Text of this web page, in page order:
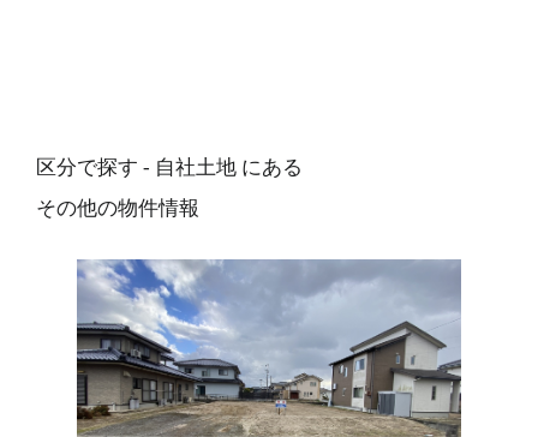
区分で探す - 自社土地 にある
その他の物件情報